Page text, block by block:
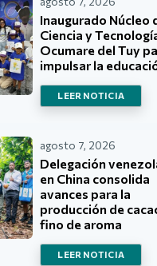
Inaugurado Núcleo
Ciencia y
Ocumare del Tuy
impulsar la
LEER NOTICIA
agosto 7, 2026
Delegación
en China consolida
avances para la
producción de
fino de aroma
LEER NOTICIA